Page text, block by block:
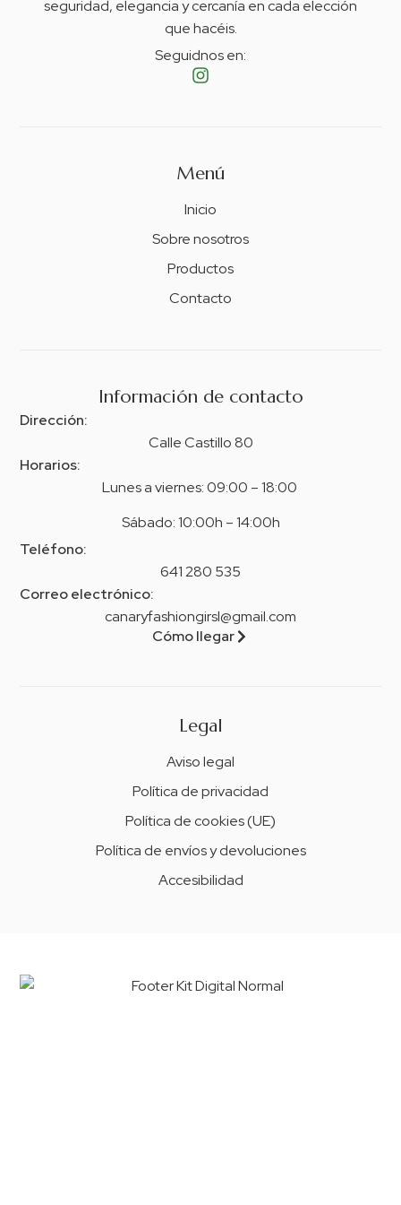
seguridad, elegancia y cercanía en cada elección
que hacéis.
Seguidnos en:
Menú
Inicio
Sobre nosotros
Productos
Contacto
Información de contacto
Dirección:
Calle Castillo 80
Horarios:
Lunes a viernes: 09:00 – 18:00
Sábado: 10:00h – 14:00h
Teléfono:
641 280 535
Correo electrónico:
canaryfashiongirsl@gmail.com
Cómo llegar
Legal
Aviso legal
Política de privacidad
Política de cookies (UE)
Política de envíos y devoluciones
Accesibilidad